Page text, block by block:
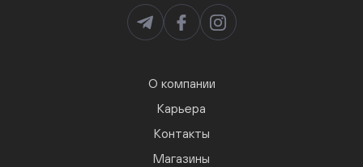
О компании
Карьера
Контакты
Магазины